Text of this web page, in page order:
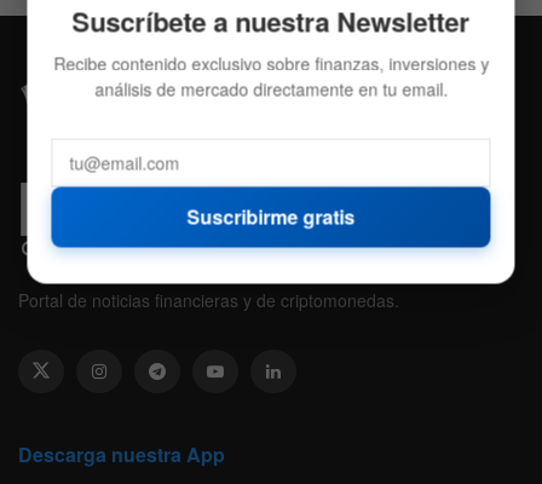
Portal de noticias financieras y de criptomonedas.
Descarga nuestra App
Suscríbete a nuestra Newsletter
Recibe contenido exclusivo sobre finanzas, inversiones y
análisis de mercado directamente en tu email.
Suscribirme gratis